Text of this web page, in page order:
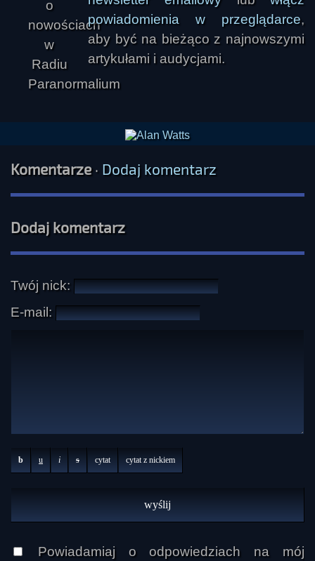
powiadomienia w przeglądarce,
aby być na bieżąco z najnowszymi
artykułami i audycjami.
Komentarze· Dodaj komentarz
Dodaj komentarz
Twój nick:
E-mail:
b u i s cytat cytat z nickiem
Powiadamiaj o odpowiedziach na mój